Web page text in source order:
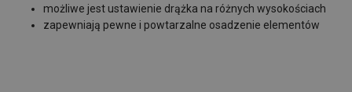
możliwe jest ustawienie drążka na różnych wysokościach
zapewniają pewne i powtarzalne osadzenie elementów